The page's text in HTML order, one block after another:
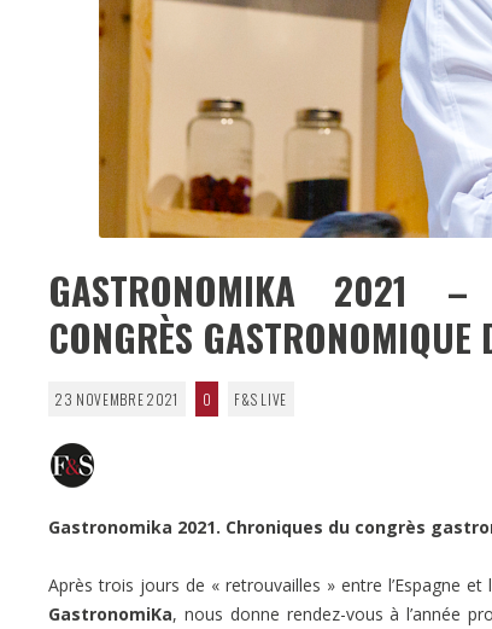
GASTRONOMIKA 2021 –
CONGRÈS GASTRONOMIQUE
23 NOVEMBRE 2021 0 F&S LIVE
Gastronomika 2021. Chroniques du congrès
Après trois jours de « retrouvailles » entre l’Espagne
GastronomiKa, nous donne rendez-vous à l’année